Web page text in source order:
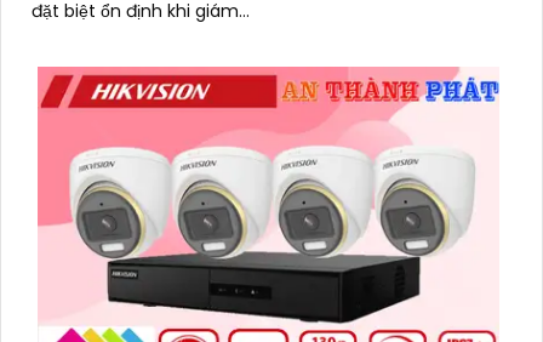
đặt biệt ổn định khi giám...